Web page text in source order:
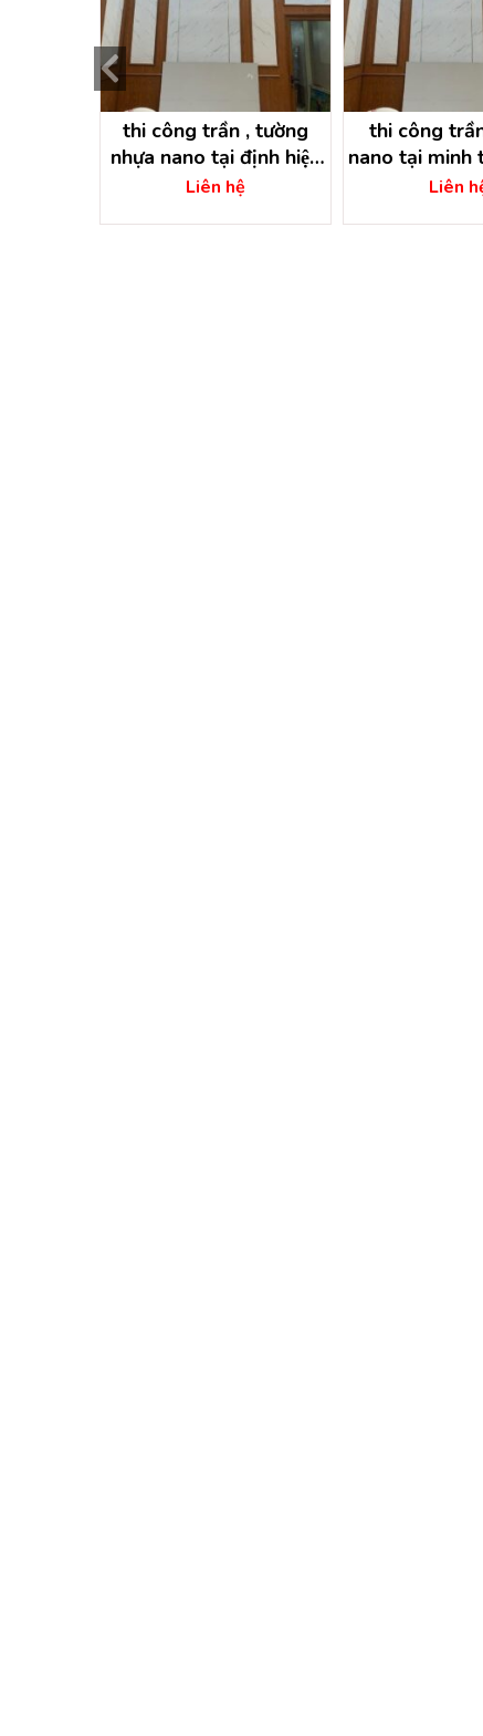
thi công trần , tường
nhựa nano tại định hiệp
dầu tiếng – bình dương
Liên hệ
thi công
nano tại minh
tiếng – bình
Liên